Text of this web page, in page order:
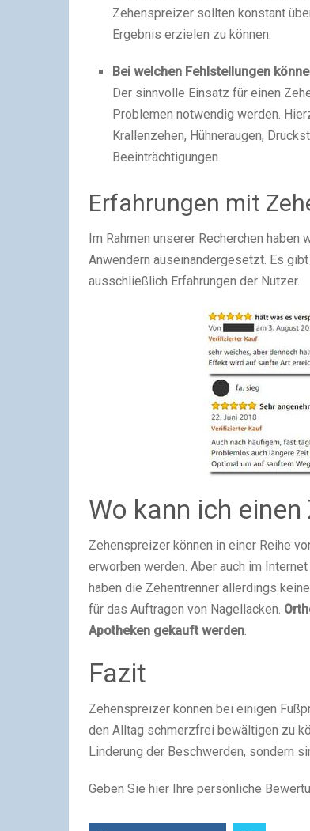
Zehenspreizer sollten konstant
Ergebnis erzielen zu können.
Bei welchen Fehlstellungen
Der sinnvolle Einsatz für einen
Problemen notwendig werden.
Krallenzehen, Hühneraugen,
Beeinträchtigungen.
Erfahrungen mit
Im Rahmen unserer Recherchen
Anwendern auseinandergesetzt. Es
ausschließlich Erfahrungen der Nutzer.
Wo kann ich
Zehenspreizer können in einer Reihe
erworben werden. Aber auch im
haben die Zehentrenner allerdings
für das Auftragen von Nagellacken.
Apotheken gekauft werden.
Fazit
Zehenspreizer können bei einigen
den Alltag schmerzfrei bewältigen zu
Linderung der Beschwerden, sondern
Geben Sie hier Ihre persönliche